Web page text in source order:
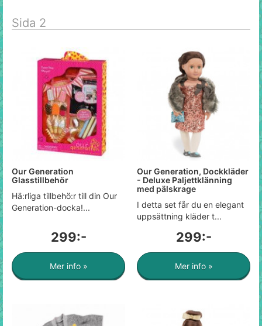
Sida 2
Our Generation
Glasstillbehör
Hä:rliga tillbehö:r till din Our
Generation-docka!...
299:-
Mer info »
Our Generation, Dockkläder
- Deluxe Paljettklänning
med pälskrage
I detta set får du en elegant
uppsättning kläder t...
299:-
Mer info »